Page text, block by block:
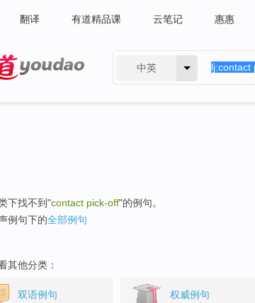
翻译 有道精品课 云笔记 惠惠
中英
下找不到"contact pick-off"的例句。
例句下的全部例句
其他分类：
双语例句 权威例句